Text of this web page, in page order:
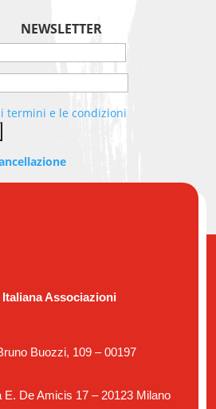
NEWSLETTER
termini e le condizioni
Associazioni
Buozzi, 109 – 00197
E. De Amicis 17 – 20123 Milano